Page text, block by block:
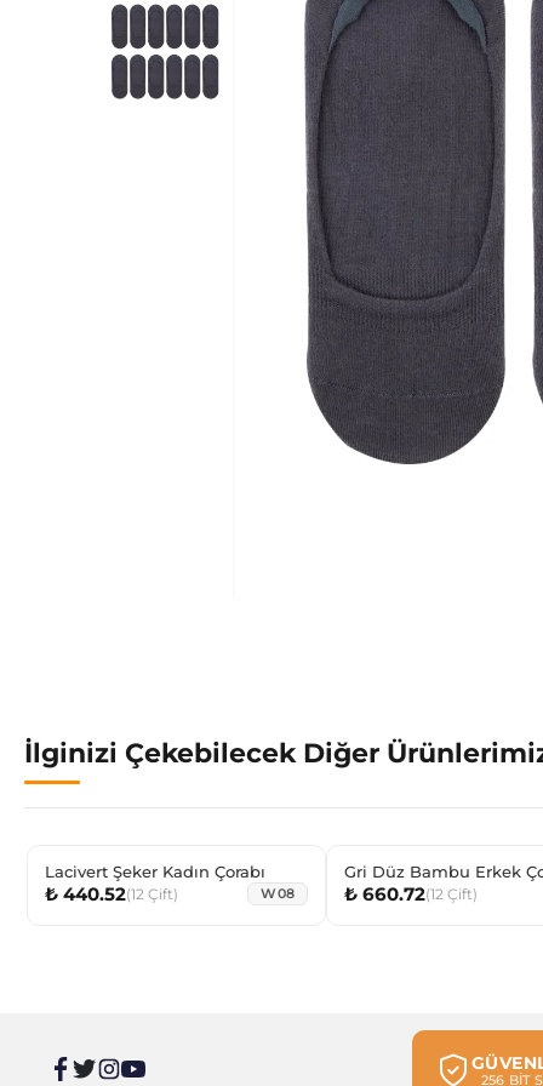
İlginizi Çekebilecek Diğer
Lacivert Şeker Kadın Çorabı
₺ 440.52(12 Çift) W08
Gri Düz Bambu Erkek
₺ 660.72(12 Çift)
256 BİT